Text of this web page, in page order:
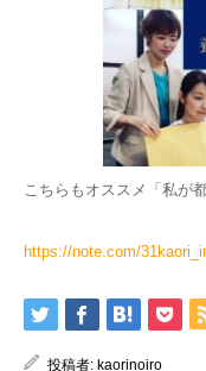
こちらもオススメ「私が
https://note.com/
投稿者: kaorinoiro